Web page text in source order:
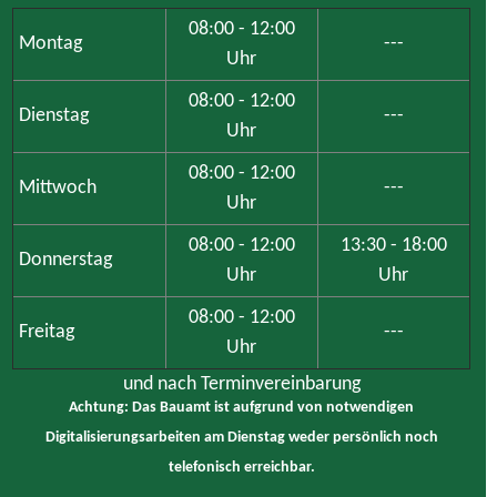
Montag
08:00 - 12:00
Uhr
---
Dienstag
08:00 - 12:00
Uhr
---
Mittwoch
08:00 - 12:00
Uhr
---
Donnerstag
08:00 - 12:00
Uhr
13:30 - 18:00
Uhr
Freitag
08:00 - 12:00
Uhr
---
und nach Terminvereinbarung
Achtung: Das Bauamt ist aufgrund von notwendigen
Digitalisierungsarbeiten am Dienstag weder persönlich noch
telefonisch erreichbar.